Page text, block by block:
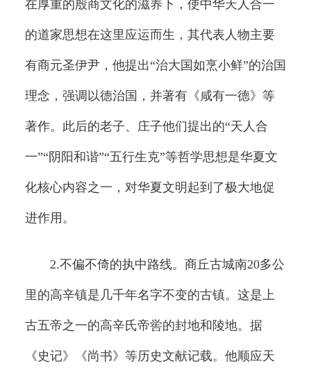
在厚重的殷商文化的滋养下，使中华天人合一
的道家思想在这里应运而生，其代表人物主要
有商元圣伊尹，他提出“治大国如烹小鲜”的治国
理念，强调以德治国，并著有《咸有一德》等
著作。此后的老子、庄子他们提出的“天人合
一”“阴阳和谐”“五行生克”等哲学思想是华夏文
化核心内容之一，对华夏文明起到了极大地促
进作用。
2.不偏不倚的执中路线。商丘古城南20多公
里的高辛镇是几千年名字不变的古镇。这是上
古五帝之一的高辛氏帝喾的封地和陵地。据
《史记》《尚书》等历史文献记载。他顺应天